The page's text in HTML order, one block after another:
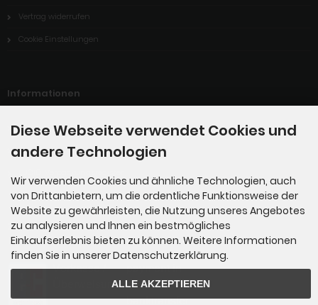
Vertrag widerrufen
Cookie Einstellungen
Informationen
Sitemap
Katalog
Zahlungsmethoden
Diese Webseite verwendet Cookies und
andere Technologien
Wir verwenden Cookies und ähnliche Technologien, auch
von Drittanbietern, um die ordentliche Funktionsweise der
Website zu gewährleisten, die Nutzung unseres Angebotes
zu analysieren und Ihnen ein bestmögliches
Einkaufserlebnis bieten zu können. Weitere Informationen
finden Sie in unserer Datenschutzerklärung.
ALLE AKZEPTIEREN